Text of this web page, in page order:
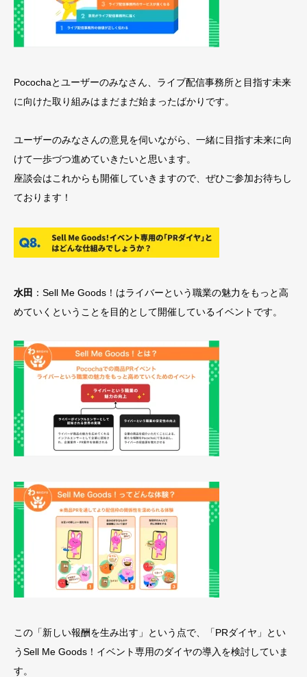
Pocochaとユーザーのみなさん、ライブ配信事務所と目指す未来
に向けた取り組みはまだまだ始まったばかりです。
ユーザーのみなさんの意見を伺いながら、一緒に目指す未来に向
けて一歩づつ進めていきたいと思います。
座談会はこれからも開催していきますので、ぜひご参加お待ちし
ております！
水田 ：Sell Me Goods！はライバーという職業の魅力をもっと高
めていくということを目的として開催しているイベントです。
この「新しい報酬を生み出す」という点で、「PRダイヤ」とい
うSell Me Goods！イベント専用のダイヤの導入を検討していま
す。